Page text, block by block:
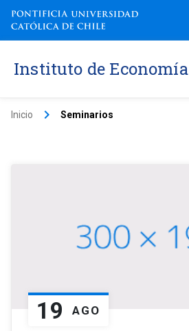
Instituto de Economía
Inicio keyboard_arrow_right Seminarios
19 AGO